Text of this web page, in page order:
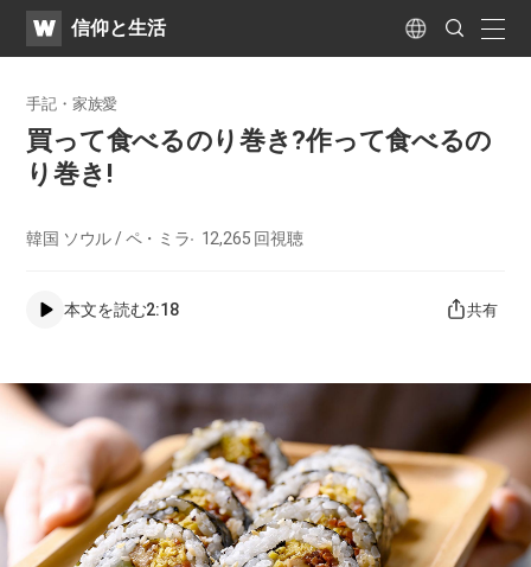
WATV​信仰と生活 Language
Search
Submit
手記・家族愛
買って食べるのり巻き?作って食べるの
り巻き!
韓国 ソウル / ペ・ミラ 12,265 回視聴
本文を読む2:18 共有